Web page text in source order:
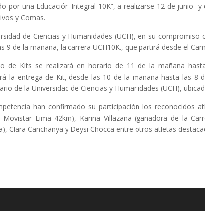
por una Educación Integral 10K”, a realizarse 12 de junio
y Comas.
de Ciencias y Humanidades (UCH), en su
9 de la mañana, la carrera UCH10K., que partirá desde el
de Kits se realizará en horario de 11 de la mañana
la entrega de Kit, desde las 10 de la mañana hasta las 8
de la Universidad de Ciencias y Humanidades (UCH),
han confirmado su participación los reconocidos
Movistar Lima 42km), Karina Villazana (ganadora de la
Clara Canchanya y Deysi Chocca entre otros atletas